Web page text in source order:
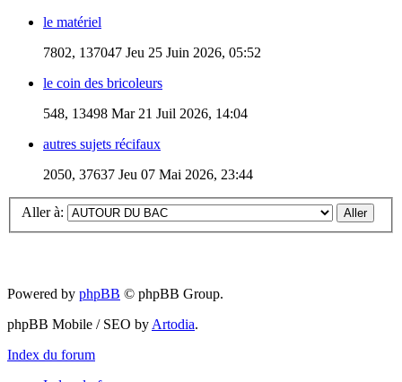
le matériel
7802, 137047 Jeu 25 Juin 2026, 05:52
le coin des bricoleurs
548, 13498 Mar 21 Juil 2026, 14:04
autres sujets récifaux
2050, 37637 Jeu 07 Mai 2026, 23:44
Aller à:
Powered by phpBB © phpBB Group.
phpBB Mobile / SEO byArtodia.
Index du forum